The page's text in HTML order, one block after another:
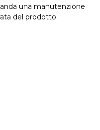
una manutenzione
del prodotto.